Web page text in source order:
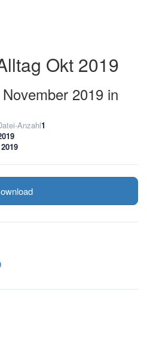
Okt 2019
2019 in
Anzahl1